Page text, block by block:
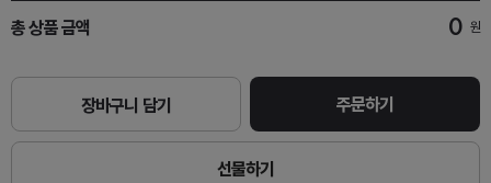
총 상품 금액 0 원
장바구니 담기 주문하기
선물하기